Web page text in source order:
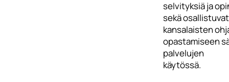
selvityksiä ja
sekä osallistuvat
kansalaisten
opastamiseen
palvelujen
käytössä.